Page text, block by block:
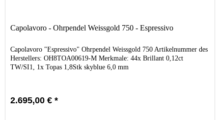
Capolavoro - Ohrpendel Weissgold 750 - Espressivo
Capolavoro "Espressivo" Ohrpendel Weissgold 750 Artikelnummer des
Herstellers: OH8TOA00619-M Merkmale: 44x Brillant 0,12ct
TW/SI1, 1x Topas 1,8Stk skyblue 6,0 mm
2.695,00 € *